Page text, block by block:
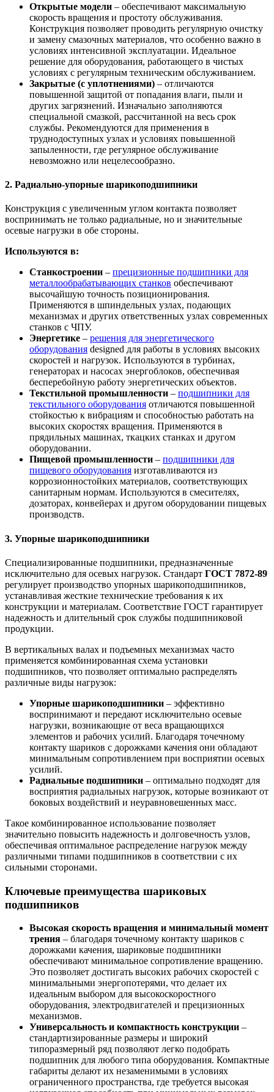
Открытые модели – обеспечивают максимальную
скорость вращения и простоту обслуживания.
Конструкция позволяет проводить регулярную очистку
и замену смазочных материалов, что особенно важно в
условиях интенсивной эксплуатации. Идеальное
решение для оборудования, работающего в чистых
условиях с регулярным техническим обслуживанием.
Закрытые (с уплотнениями) – отличаются
повышенной защитой от попадания влаги, пыли и
других загрязнений. Изначально заполняются
специальной смазкой, рассчитанной на весь срок
службы. Рекомендуются для применения в
труднодоступных узлах и условиях повышенной
запыленности, где регулярное обслуживание
невозможно или нецелесообразно.
2. Радиально-упорные шарикоподшипники
Конструкция с увеличенным углом контакта позволяет
воспринимать не только радиальные, но и значительные
осевые нагрузки в обе стороны.
Используются в:
Станкостроении – прецизионные подшипники для
металлообрабатывающих станков обеспечивают
высочайшую точность позиционирования.
Применяются в шпиндельных узлах, подающих
механизмах и других ответственных узлах современных
станков с ЧПУ.
Энергетике – решения для энергетического
оборудования designed для работы в условиях высоких
скоростей и нагрузок. Используются в турбинах,
генераторах и насосах энергоблоков, обеспечивая
бесперебойную работу энергетических объектов.
Текстильной промышленности – подшипники для
текстильного оборудования отличаются повышенной
стойкостью к вибрациям и способностью работать на
высоких скоростях вращения. Применяются в
прядильных машинах, ткацких станках и другом
оборудовании.
Пищевой промышленности – подшипники для
пищевого оборудования изготавливаются из
коррозионностойких материалов, соответствующих
санитарным нормам. Используются в смесителях,
дозаторах, конвейерах и другом оборудовании пищевых
производств.
3. Упорные шарикоподшипники
Специализированные подшипники, предназначенные
исключительно для осевых нагрузок. Стандарт ГОСТ 7872-89
регулирует производство упорных шарикоподшипников,
устанавливая жесткие технические требования к их
конструкции и материалам. Соответствие ГОСТ гарантирует
надежность и длительный срок службы подшипниковой
продукции.
В вертикальных валах и подъемных механизмах часто
применяется комбинированная схема установки
подшипников, что позволяет оптимально распределять
различные виды нагрузок:
Упорные шарикоподшипники – эффективно
воспринимают и передают исключительно осевые
нагрузки, возникающие от веса вращающихся
элементов и рабочих усилий. Благодаря точечному
контакту шариков с дорожками качения они обладают
минимальным сопротивлением при восприятии осевых
усилий.
Радиальные подшипники – оптимально подходят для
восприятия радиальных нагрузок, которые возникают от
боковых воздействий и неуравновешенных масс.
Такое комбинированное использование позволяет
значительно повысить надежность и долговечность узлов,
обеспечивая оптимальное распределение нагрузок между
различными типами подшипников в соответствии с их
сильными сторонами.
Ключевые преимущества шариковых
подшипников
Высокая скорость вращения и минимальный момент
трения – благодаря точечному контакту шариков с
дорожками качения, шариковые подшипники
обеспечивают минимальное сопротивление вращению.
Это позволяет достигать высоких рабочих скоростей с
минимальными энергопотерями, что делает их
идеальным выбором для высокоскоростного
оборудования, электродвигателей и прецизионных
механизмов.
Универсальность и компактность конструкции –
стандартизированные размеры и широкий
типоразмерный ряд позволяют легко подобрать
подшипник для любого типа оборудования. Компактные
габариты делают их незаменимыми в условиях
ограниченного пространства, где требуется высокая